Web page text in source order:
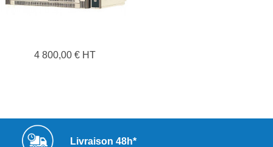
4 800,00 € HT
Livraison 48h*